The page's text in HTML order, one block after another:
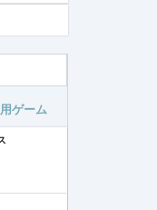
ゲーム